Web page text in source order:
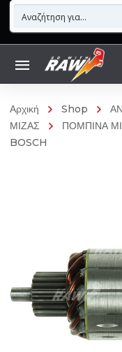
Αρχική Shop
ΜΙΖΑΣ
ΠΟΜΠΙΝΑ
BOSCH